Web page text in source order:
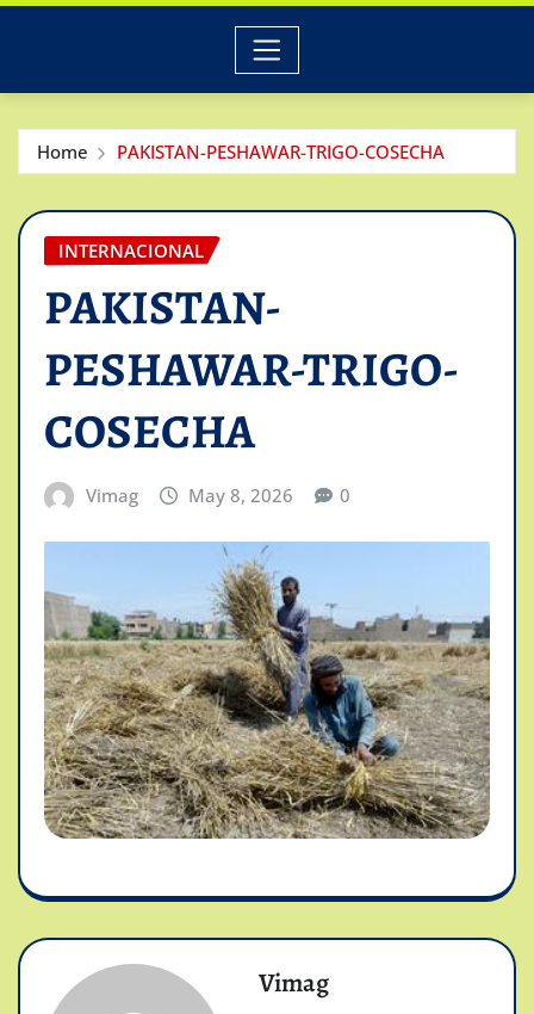
Home PAKISTAN-PESHAWAR-TRIGO-COSECHA
INTERNACIONAL
PAKISTAN-
PESHAWAR-TRIGO-
COSECHA
Vimag May 8, 2026 0
Vimag